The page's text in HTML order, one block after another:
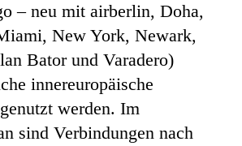
– neu mit airberlin, Doha,
New York, Newark,
Bator und Varadero)
innereuropäische
werden. Im
sind Verbindungen nach